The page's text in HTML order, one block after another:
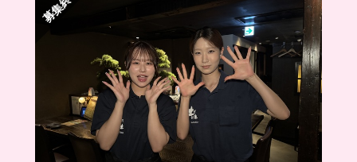
スタッフ同士、仲も良いからみんなで和気あいあ
い働きたい人にオススメすぎる💘🫶🏻